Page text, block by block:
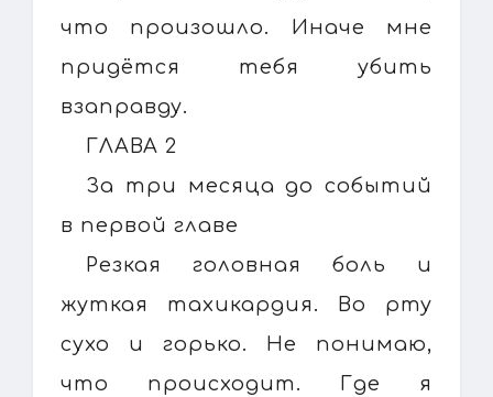
что произошло. Иначе мне
придётся тебя убить
взаправду.
ГЛАВА 2
За три месяца до событий
в первой главе
Резкая головная боль и
жуткая тахикардия. Во рту
сухо и горько. Не понимаю,
что происходит. Где я